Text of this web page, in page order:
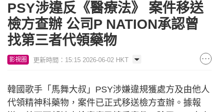
PSY涉違反《醫療法》 案件移送
檢方查辦 公司P NATION承認曾
找第三者代領藥物
影視圈 更新時間：15:15 2026-06-02 HKT
韓國歌手「馬舞大叔」PSY涉嫌違規獲處方及由他人
代領精神科藥物，案件已正式移送檢方查辦。據報